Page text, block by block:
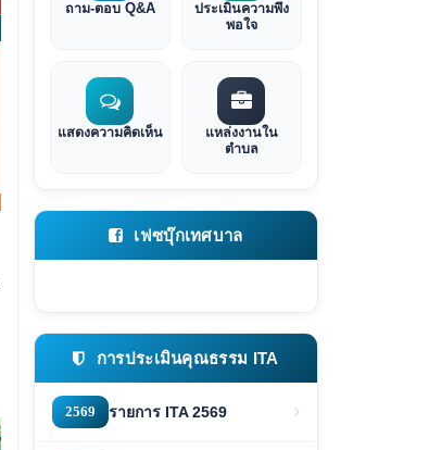
ถาม-ตอบ Q&A
ประเมินความพึง
พอใจ
แสดงความคิดเห็น
แหล่งงานใน
ตำบล
เฟซบุ๊กเทศบาล
การประเมินคุณธรรม ITA
2569 รายการ ITA 2569